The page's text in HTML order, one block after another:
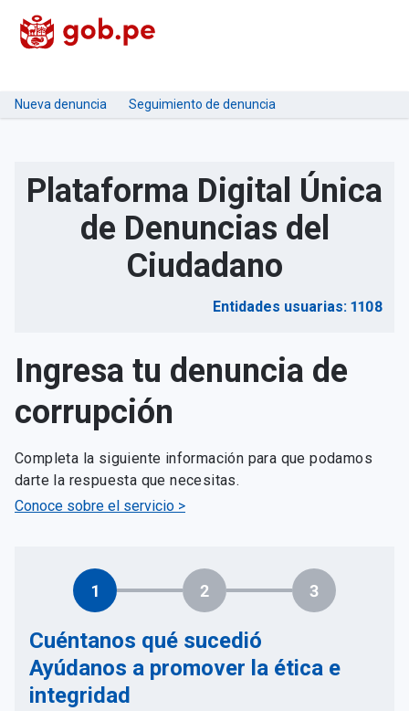
Nueva denuncia Seguimiento de denuncia
Plataforma Digital Única
de Denuncias del
Ciudadano
Entidades usuarias: 1108
Ingresa tu denuncia de
corrupción
Completa la siguiente información para que podamos
darte la respuesta que necesitas.
Conoce sobre el servicio >
1 2 3
Cuéntanos qué sucedió
Ayúdanos a promover la ética e
integridad